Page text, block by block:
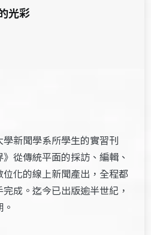
光彩
學新聞學系所學生的實習刊
從傳統平面的採訪、編輯、
化的線上新聞產出，全程都
成。迄今已出版逾半世紀，